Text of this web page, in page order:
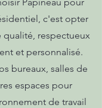
c'est opter
qualité, respectueux
et personnalisé.
bureaux, salles de
espaces pour
de travail